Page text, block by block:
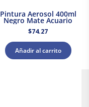
Pintura Aerosol 400ml
Negro Mate Acuario
$74.27
Añadir al carrito